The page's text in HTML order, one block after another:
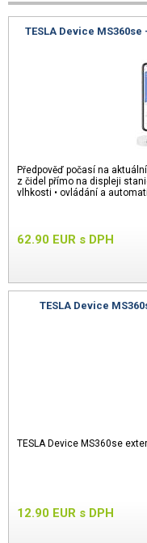
TESLA Device
Předpověď počasí na
z čidel přímo na displeji
vlhkosti • ovládání a
62.90 EUR s DPH
TESLA Device
TESLA Device MS360se
12.90 EUR s DPH